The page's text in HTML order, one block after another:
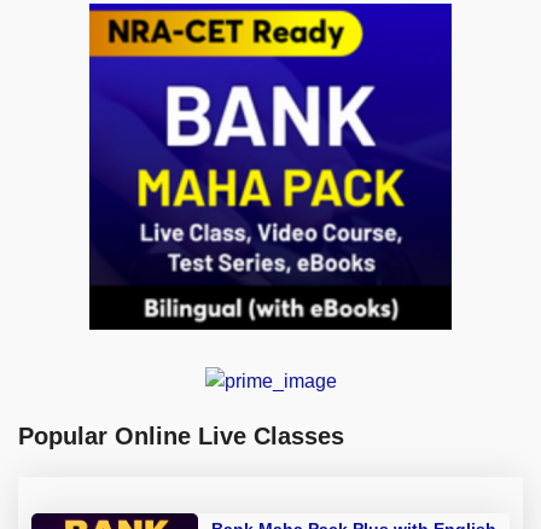
Popular Online Live Classes